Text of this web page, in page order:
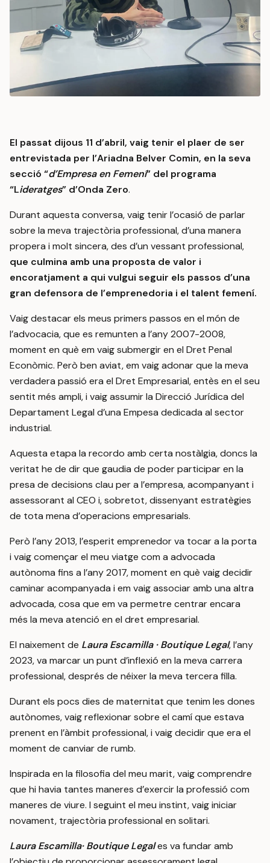
El passat dijous 11 d’abril, vaig tenir el plaer de ser
entrevistada per l’Ariadna Belver Comin, en la seva
secció “d’Empresa en Femení” del programa
“Lideratges” d’Onda Zero.
Durant aquesta conversa, vaig tenir l’ocasió de parlar
sobre la meva trajectòria professional, d’una manera
propera i molt sincera, des d’un vessant professional,
que culmina amb una proposta de valor i
encoratjament a qui vulgui seguir els passos d’una
gran defensora de l’emprenedoria i el talent femení.
Vaig destacar els meus primers passos en el món de
l’advocacia, que es remunten a l’any 2007-2008,
moment en què em vaig submergir en el Dret Penal
Econòmic. Però ben aviat, em vaig adonar que la meva
verdadera passió era el Dret Empresarial, entès en el seu
sentit més ampli, i vaig assumir la Direcció Jurídica del
Departament Legal d’una Empesa dedicada al sector
industrial.
Aquesta etapa la recordo amb certa nostàlgia, doncs la
veritat he de dir que gaudia de poder participar en la
presa de decisions clau per a l’empresa, acompanyant i
assessorant al CEO i, sobretot, dissenyant estratègies
de tota mena d’operacions empresarials.
Però l’any 2013, l’esperit emprenedor va tocar a la porta
i vaig començar el meu viatge com a advocada
autònoma fins a l’any 2017, moment en què vaig decidir
caminar acompanyada i em vaig associar amb una altra
advocada, cosa que em va permetre centrar encara
més la meva atenció en el dret empresarial.
El naixement de Laura Escamilla · Boutique Legal, l’any
2023, va marcar un punt d’inflexió en la meva carrera
professional, després de néixer la meva tercera filla.
Durant els pocs dies de maternitat que tenim les dones
autònomes, vaig reflexionar sobre el camí que estava
prenent en l’àmbit professional, i vaig decidir que era el
moment de canviar de rumb.
Inspirada en la filosofia del meu marit, vaig comprendre
que hi havia tantes maneres d’exercir la professió com
maneres de viure. I seguint el meu instint, vaig iniciar
novament, trajectòria professional en solitari.
Laura Escamilla· Boutique Legales va fundar amb